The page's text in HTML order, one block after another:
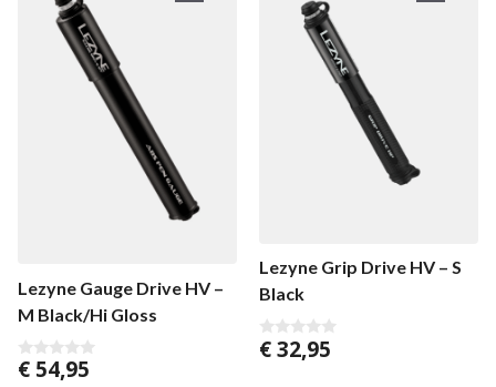
Lezyne Gauge Drive HV –
M Black/Hi Gloss
0
€ 54,95
Lezyne Grip Drive HV – S
Black
0
€32,95